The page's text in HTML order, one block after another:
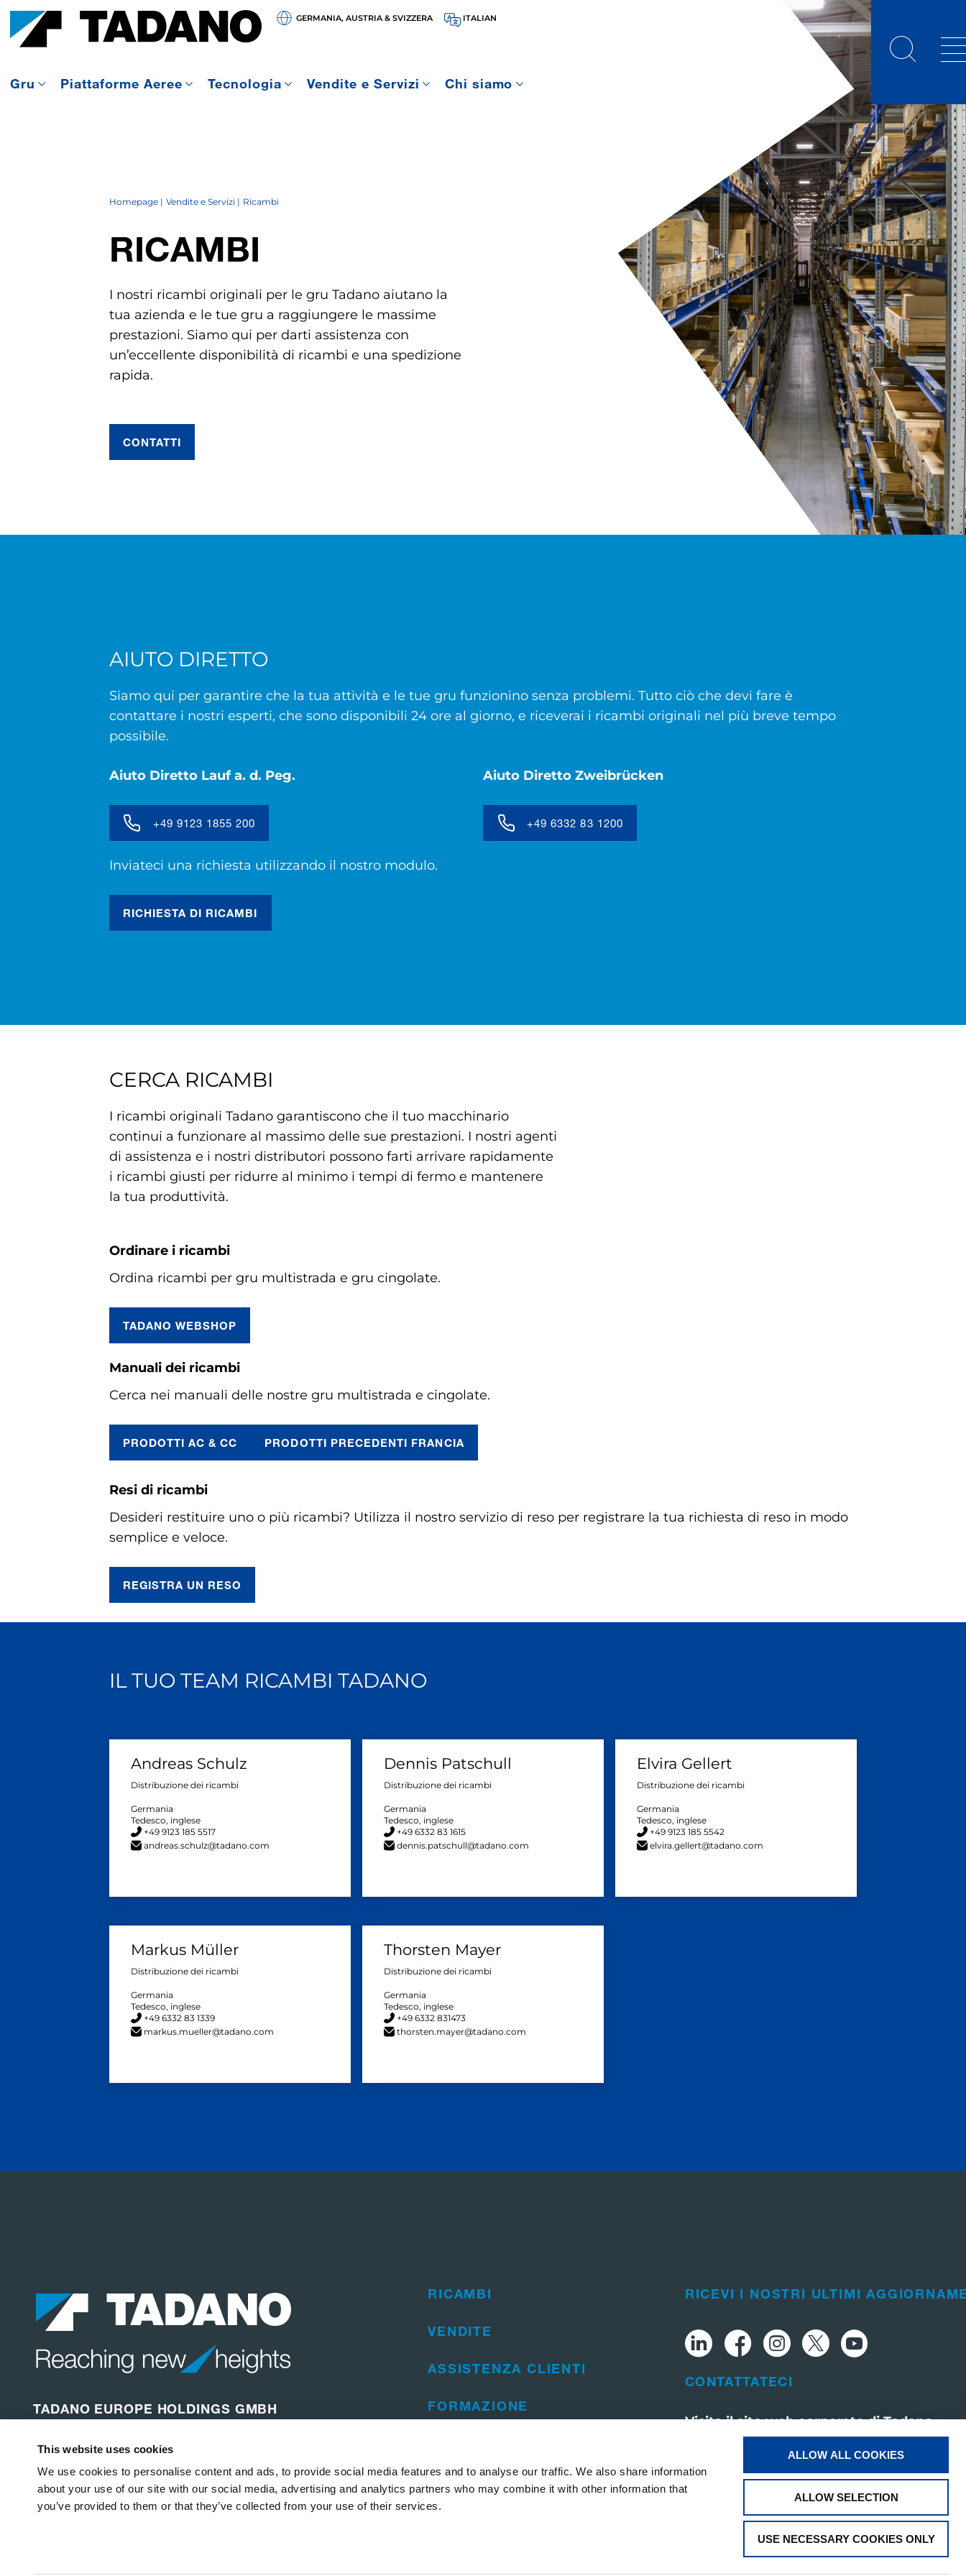
This website uses cookies
We use cookies to personalise content and ads, to provide social media features and to analyse our traffic. We also share information
about your use of our site with our social media, advertising and analytics partners who may combine it with other information that
you’ve provided to them or that they’ve collected from your use of their services.
ALLOW ALL COOKIES
ALLOW SELECTION
USE NECESSARY COOKIES ONLY
GERMANIA, AUSTRIA & SVIZZERA ITALIAN
Gru Piattaforme Aeree Tecnologia Vendite e Servizi Chi siamo
Homepage Vendite e Servizi Ricambi
RICAMBI
I nostri ricambi originali per le gru Tadano aiutano la
tua azienda e le tue gru a raggiungere le massime
prestazioni. Siamo qui per darti assistenza con
un’eccellente disponibilità di ricambi e una spedizione
rapida.
CONTATTI
AIUTO DIRETTO
Siamo qui per garantire che la tua attività e le tue gru funzionino senza problemi. Tutto ciò che devi fare è
contattare i nostri esperti, che sono disponibili 24 ore al giorno, e riceverai i ricambi originali nel più breve tempo
possibile.
Aiuto Diretto Lauf a. d. Peg.
+49 9123 1855 200
Aiuto Diretto Zweibrücken
+49 6332 83 1200
Inviateci una richiesta utilizzando il nostro modulo.
RICHIESTA DI RICAMBI
CERCA RICAMBI
I ricambi originali Tadano garantiscono che il tuo macchinario
continui a funzionare al massimo delle sue prestazioni. I nostri agenti
di assistenza e i nostri distributori possono farti arrivare rapidamente
i ricambi giusti per ridurre al minimo i tempi di fermo e mantenere
la tua produttività.
Ordinare i ricambi
Ordina ricambi per gru multistrada e gru cingolate.
TADANO WEBSHOP
Manuali dei ricambi
Cerca nei manuali delle nostre gru multistrada e cingolate.
PRODOTTI AC & CC PRODOTTI PRECEDENTI FRANCIA
Resi di ricambi
Desideri restituire uno o più ricambi? Utilizza il nostro servizio di reso per registrare la tua richiesta di reso in modo
semplice e veloce.
REGISTRA UN RESO
IL TUO TEAM RICAMBI TADANO
Andreas Schulz
Distribuzione dei ricambi
Germania
Tedesco, inglese
+49 9123 185 5517
andreas.schulz@tadano.com
Dennis Patschull
Distribuzione dei ricambi
Germania
Tedesco, inglese
+49 6332 83 1615
dennis.patschull@tadano.com
Elvira Gellert
Distribuzione dei ricambi
Germania
Tedesco, inglese
+49 9123 185 5542
elvira.gellert@tadano.com
Markus Müller
Distribuzione dei ricambi
Germania
Tedesco, inglese
+49 6332 83 1339
markus.mueller@tadano.com
Thorsten Mayer
Distribuzione dei ricambi
Germania
Tedesco, inglese
+49 6332 831473
thorsten.mayer@tadano.com
TADANO EUROPE HOLDINGS GMBH
66482 Zweibrücken
Germania
RICAMBI
VENDITE
ASSISTENZA CLIENTI
FORMAZIONE
RICEVI I NOSTRI ULTIMI
CONTATTATECI
Visita il sito web corporate di Tadano